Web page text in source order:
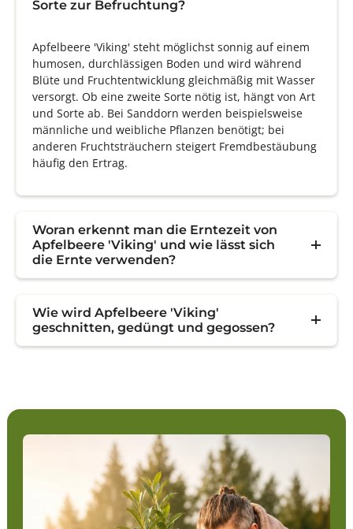
Sorte zur Befruchtung?
Apfelbeere 'Viking' steht möglichst sonnig auf einem
humosen, durchlässigen Boden und wird während
Blüte und Fruchtentwicklung gleichmäßig mit Wasser
versorgt. Ob eine zweite Sorte nötig ist, hängt von Art
und Sorte ab. Bei Sanddorn werden beispielsweise
männliche und weibliche Pflanzen benötigt; bei
anderen Fruchtsträuchern steigert Fremdbestäubung
häufig den Ertrag.
Woran erkennt man die Erntezeit von
Apfelbeere 'Viking' und wie lässt sich
die Ernte verwenden?
Wie wird Apfelbeere 'Viking'
geschnitten, gedüngt und gegossen?